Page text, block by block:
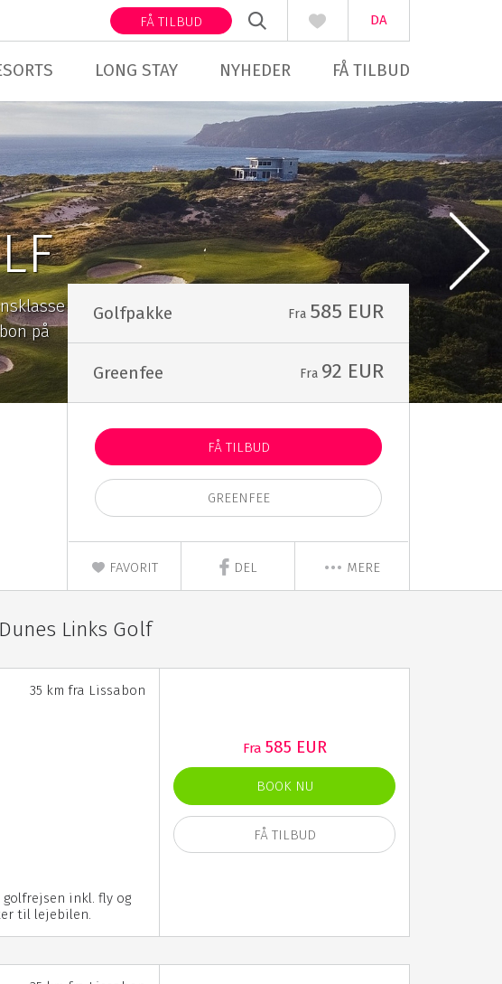
DA
FÅ TILBUD
LONG STAY NYHEDER FÅ TILBUD
på
Golfpakke Fra 585 EUR
Greenfee Fra 92 EUR
FÅ TILBUD
GREENFEE
FAVORIT DEL MERE
Links Golf
35 km fra Lissabon
inkl. fly og
til lejebilen.
Fra 585 EUR
BOOK NU
FÅ TILBUD